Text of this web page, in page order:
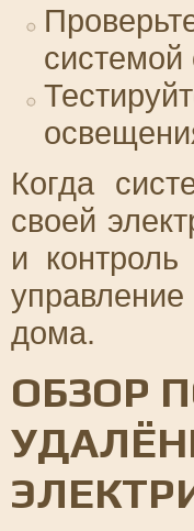
системой
Когда
своей
и
дома.
ОБЗОР